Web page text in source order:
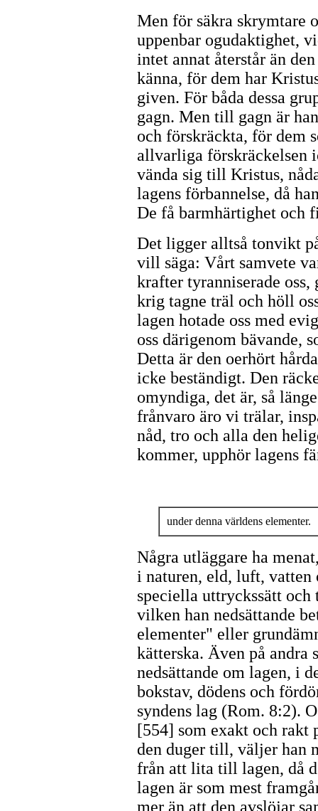
Men för säkra skrymtare
uppenbar ogudaktighet,
intet annat återstår än
känna, för dem har
given. För båda dessa
gagn. Men till gagn är
och förskräckta, för dem
allvarliga
vända sig till Kristus,
lagens förbannelse, då
De få barmhärtighet och
Det ligger alltså tonvikt
vill säga: Vårt samvete
krafter tyranniserade oss,
krig tagne träl och höll
lagen hotade oss med
oss därigenom bävande,
Detta är den oerhört
icke beständigt. Den
omyndiga, det är, så
frånvaro äro vi trälar,
nåd, tro och alla den
kommer, upphör lagens
under denna världens elementer.
Några utläggare ha
i naturen, eld, luft, vatten
speciella uttryckssätt
vilken han nedsättande
elementer" eller
kätterska. Även på andra
nedsättande om lagen, i
bokstav, dödens och
syndens lag (Rom. 8:2).
[554] som exakt och rakt
den duger till, väljer han
från att lita till lagen, då
lagen är som mest
mer än att den avslöjar